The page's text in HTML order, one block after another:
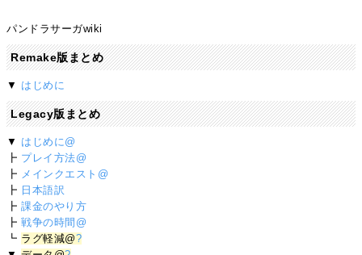
パンドラサーガwiki
Remake版まとめ
▼ はじめに
Legacy版まとめ
▼ はじめに@
┣ プレイ方法@
┣ メインクエスト@
┣ 日本語訳
┣課金のやり方
┣戦争の時間@
┗ ラグ軽減@?